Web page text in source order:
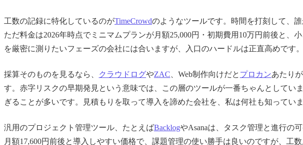
工数の記録に特化しているのがTimeCrowdのようなツールです。時間を打刻して、
ただ料金は2026年時点でミニマムプランが月額25,000円・初期費用10万円前後と
を厳密に測りたいフェーズの会社には合いますが、入口のハードルは正直高めです。
採算そのものを見るなら、 クラウドログやZAC 、Web制作向けだと プロカンあたり
す。赤字リスクの早期発見という意味では、この層のツールが一番ちゃんとして
ぎることが多いです。見積もりを取って導入を諦めた会社を、私は何社も知っていま
汎用のプロジェクト管理ツール、たとえばBacklogやAsanaは、タスク管理と進行の
月額17,600円前後と導入しやすい価格で、課題管理の使い勝手は良いのですが、